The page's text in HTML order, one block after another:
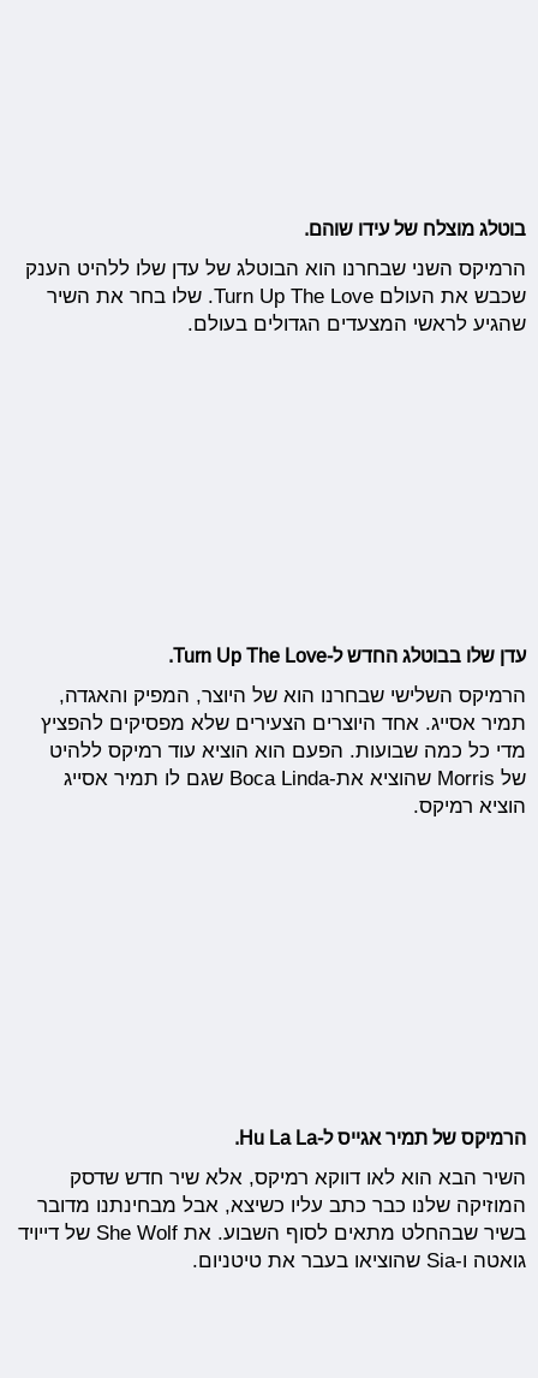
בוטלג מוצלח של עידו שוהם.
הרמיקס השני שבחרנו הוא הבוטלג של עדן שלו ללהיט הענק
שכבש את העולם Turn Up The Love. שלו בחר את השיר
שהגיע לראשי המצעדים הגדולים בעולם.
עדן שלו בבוטלג החדש ל-Turn Up The Love.
הרמיקס השלישי שבחרנו הוא של היוצר, המפיק והאגדה,
תמיר אסייג. אחד היוצרים הצעירים שלא מפסיקים להפציץ
מדי כל כמה שבועות. הפעם הוא הוציא עוד רמיקס ללהיט
של Morris שהוציא את-Boca Linda שגם לו תמיר אסייג
הוציא רמיקס.
הרמיקס של תמיר אגייס ל-Hu La La.
השיר הבא הוא לאו דווקא רמיקס, אלא שיר חדש שדסק
המוזיקה שלנו כבר כתב עליו כשיצא, אבל מבחינתנו מדובר
בשיר שבהחלט מתאים לסוף השבוע. את She Wolf של דייויד
גואטה ו-Sia שהוציאו בעבר את טיטניום.